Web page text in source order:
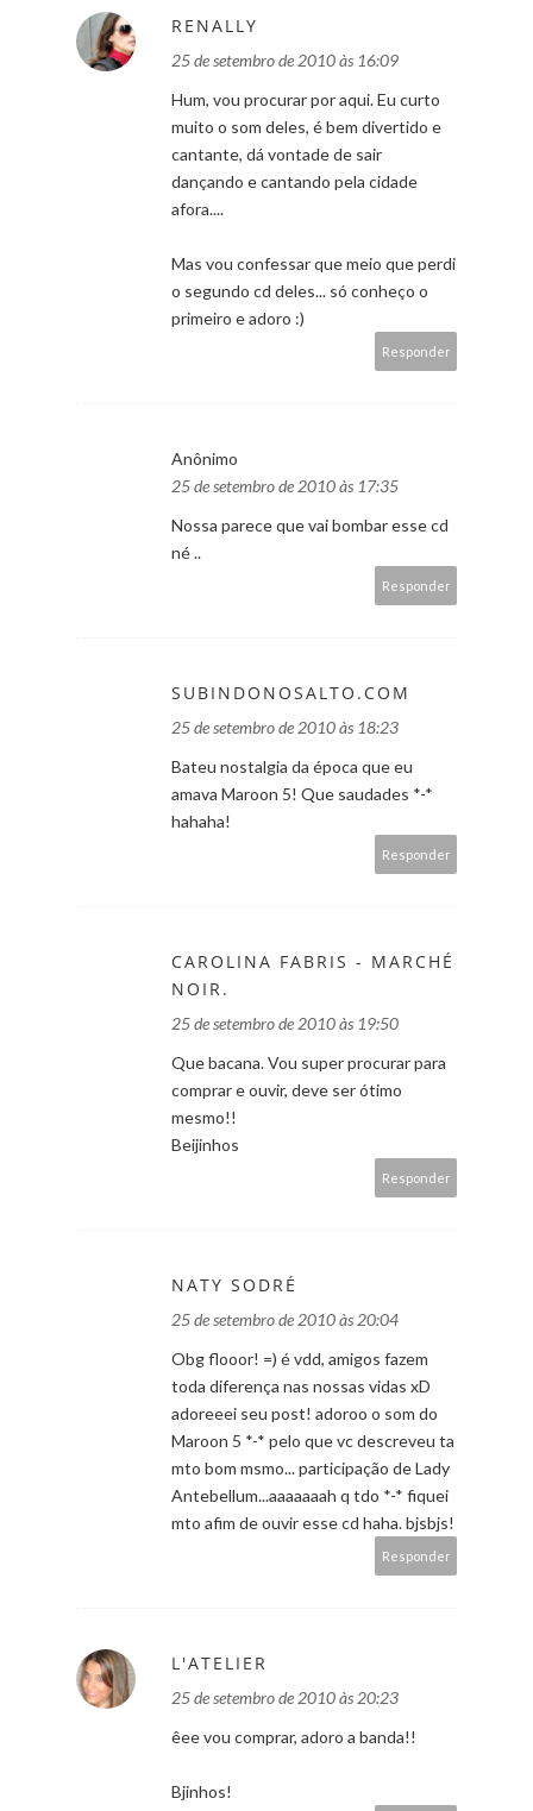
RENALLY
25 de setembro de 2010 às 16:09
Hum, vou procurar por aqui. Eu curto
muito o som deles, é bem divertido e
cantante, dá vontade de sair
dançando e cantando pela cidade
afora....
Mas vou confessar que meio que perdi
o segundo cd deles... só conheço o
primeiro e adoro :)
Responder
Anônimo
25 de setembro de 2010 às 17:35
Nossa parece que vai bombar esse cd
né ..
Responder
SUBINDONOSALTO.COM
25 de setembro de 2010 às 18:23
Bateu nostalgia da época que eu
amava Maroon 5! Que saudades *-*
hahaha!
Responder
CAROLINA FABRIS - MARCHÉ
NOIR.
25 de setembro de 2010 às 19:50
Que bacana. Vou super procurar para
comprar e ouvir, deve ser ótimo
mesmo!!
Beijinhos
Responder
NATY SODRÉ
25 de setembro de 2010 às 20:04
Obg flooor! =) é vdd, amigos fazem
toda diferença nas nossas vidas xD
adoreeei seu post! adoroo o som do
Maroon 5 *-* pelo que vc descreveu ta
mto bom msmo... participação de Lady
Antebellum...aaaaaaah q tdo *-* fiquei
mto afim de ouvir esse cd haha. bjsbjs!
Responder
L'ATELIER
25 de setembro de 2010 às 20:23
êee vou comprar, adoro a banda!!
Bjinhos!